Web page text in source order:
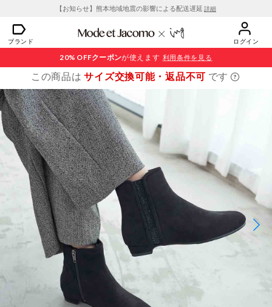
【お知らせ】熊本地域地震の影響による配送遅延 詳細
ブランド ログイン
20% OFFクーポンが使えます 利用条件を見る
この商品はサイズ交換可能・返品不可 です